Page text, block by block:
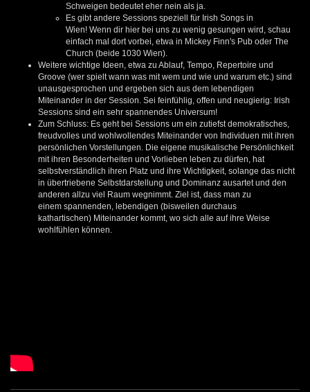
Schweigen bedeutet eher nein als ja.
Es gibt andere Sessions speziell für Irish Songs in
Wien! Wenn dir hier bei uns zu wenig gesungen wird, schau
einfach mal dort vorbei, etwa in Mickey Finn's Pub oder The
Church (beide 1030 Wien).
Weitere wichtige Ideen, etwa zu Ablauf, Tempo, Repertoire und
Groove (wer spielt wann was mit wem und wie und warum etc.) sind
unausgesprochen und ergeben sich aus dem lebendigen
Miteinander in der Session. Sei feinfühlig, offen und neugierig: Irish
Sessions sind ein sehr spannendes Universum!
Zum Schluss: Es geht bei Sessions um ein zutiefst demokratisches,
freudvolles und wohlwollendes Miteinander von Individuen mit ihren
persönlichen Vorstellungen. Die eigene musikalische Persönlichkeit
mit ihren Besonderheiten und Vorlieben leben zu dürfen, hat
selbstverständlich ihren Platz und ihre Wichtigkeit, solange das nicht
in übertriebene Selbstdarstellung und Dominanz ausartet und den
anderen allzu viel Raum wegnimmt. Ziel ist, dass man zu
einem spannenden, lebendigen (bisweilen durchaus
kathartischen) Miteinander kommt, wo sich alle auf ihre Weise
wohlfühlen können.